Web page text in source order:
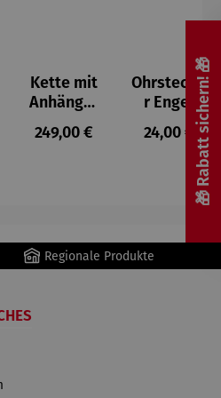
Kette mit
Anhänger
| Engel
rund
Regulärer Preis:
249,00 €
Ohrstecke
r Engel
Regulärer
24,00 €
Regionale Produkte
🎁 Rabatt sichern! 🎁